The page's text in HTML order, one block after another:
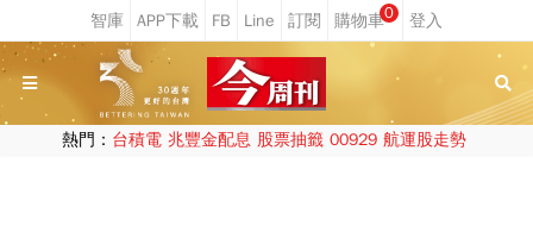
0
熱門： 台積電 兆豐金配息 股票抽籤 00929 航運股走勢